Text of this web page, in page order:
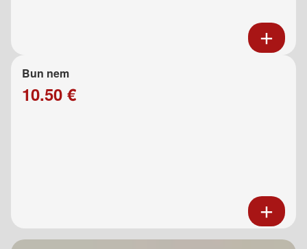
Bun nem
10.50 €